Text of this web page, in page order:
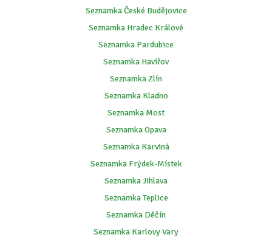
Seznamka České Budějovice
Seznamka Hradec Králové
Seznamka Pardubice
Seznamka Havířov
Seznamka Zlín
Seznamka Kladno
Seznamka Most
Seznamka Opava
Seznamka Karviná
Seznamka Frýdek-Místek
Seznamka Jihlava
Seznamka Teplice
Seznamka Děčín
Seznamka Karlovy Vary